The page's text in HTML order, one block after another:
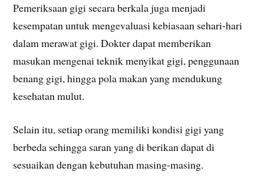
Pemeriksaan gigi secara berkala juga menjadi
kesempatan untuk mengevaluasi kebiasaan sehari-hari
dalam merawat gigi. Dokter dapat memberikan
masukan mengenai teknik menyikat gigi, penggunaan
benang gigi, hingga pola makan yang mendukung
kesehatan mulut.
Selain itu, setiap orang memiliki kondisi gigi yang
berbeda sehingga saran yang di berikan dapat di
sesuaikan dengan kebutuhan masing-masing.